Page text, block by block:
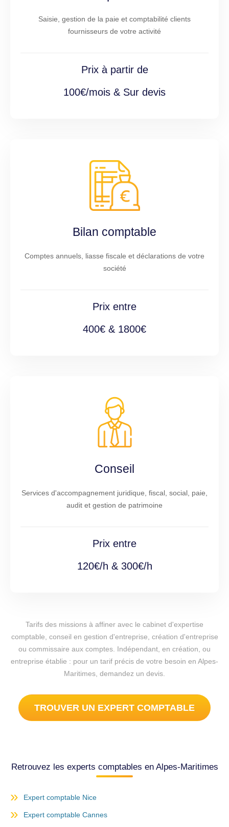
Saisie, gestion de la paie et comptabilité clients
fournisseurs de votre activité
Prix à partir de
100€/mois & Sur devis
Bilan comptable
Comptes annuels, liasse fiscale et déclarations de votre
société
Prix entre
400€ & 1800€
Conseil
Services d'accompagnement juridique, fiscal, social, paie,
audit et gestion de patrimoine
Prix entre
120€/h & 300€/h
Tarifs des missions à affiner avec le cabinet d'expertise
comptable, conseil en gestion d'entreprise, création d'entreprise
ou commissaire aux comptes. Indépendant, en création, ou
entreprise établie : pour un tarif précis de votre besoin en Alpes-
Maritimes, demandez un devis.
TROUVER UN EXPERT COMPTABLE
Retrouvez les experts comptables en Alpes-Maritimes
Expert comptable Nice
Expert comptable Cannes